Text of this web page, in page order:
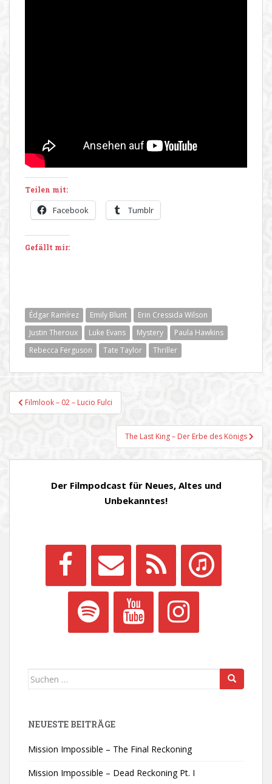
Teilen mit:
Facebook Tumblr
Gefällt mir:
Édgar Ramírez Emily Blunt
Erin Cressida Wilson
Justin Theroux
Luke Evans Mystery
Paula Hawkins
Rebecca Ferguson
Tate Taylor Thriller
Beitragsnavigation
Filmlook – 02 – Lucio Fulci
The Last King – Der Erbe des Königs
Der Filmpodcast für Neues, Altes und
Unbekanntes!
Suchen
NEUESTE BEITRÄGE
Mission Impossible – The Final Reckoning
Mission Impossible – Dead Reckoning Pt. I